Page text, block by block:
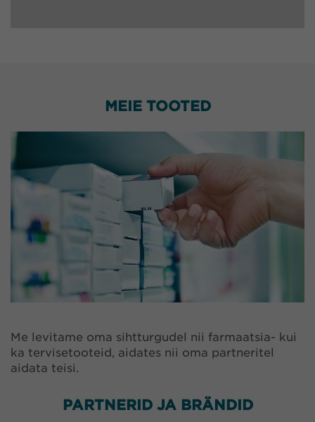
MEIE TOOTED
Me levitame oma sihtturgudel nii farmaatsia- kui
ka tervisetooteid, aidates nii oma partneritel
aidata teisi.
PARTNERID JA BRÄNDID